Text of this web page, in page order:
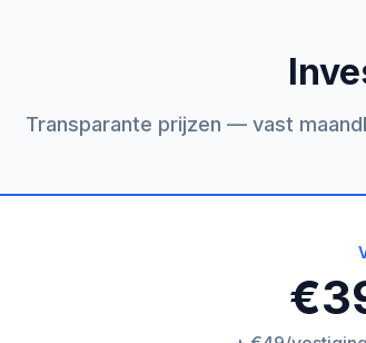
Transparante prijzen — vast